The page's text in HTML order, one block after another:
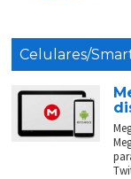
Celulares/